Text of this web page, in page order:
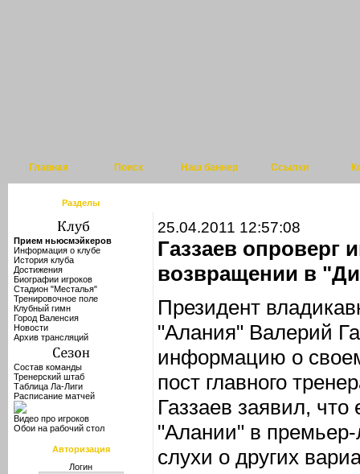
Главная Поиск Наш баннер Ссылки
Разделы
Прием ньюсмэйкеров
Информация о клубе
История клуба
Достижения
Биографии игроков
Стадион "Месталья"
Тренировочное поле
Клубный гимн
Город Валенсия
Новости
Архив трансляций
Состав команды
Тренерский штаб
Таблица Ла-Лиги
Расписание матчей
Видео про игроков
Обои на рабочий стол
Авторизация
Логин
25.04.2011 12:57:08
Газзаев
возвращении в
Президент
"Алания" Валерий
информацию о
пост главного
Газзаев заявил, что
"Алании" в премьер-
слухи о других